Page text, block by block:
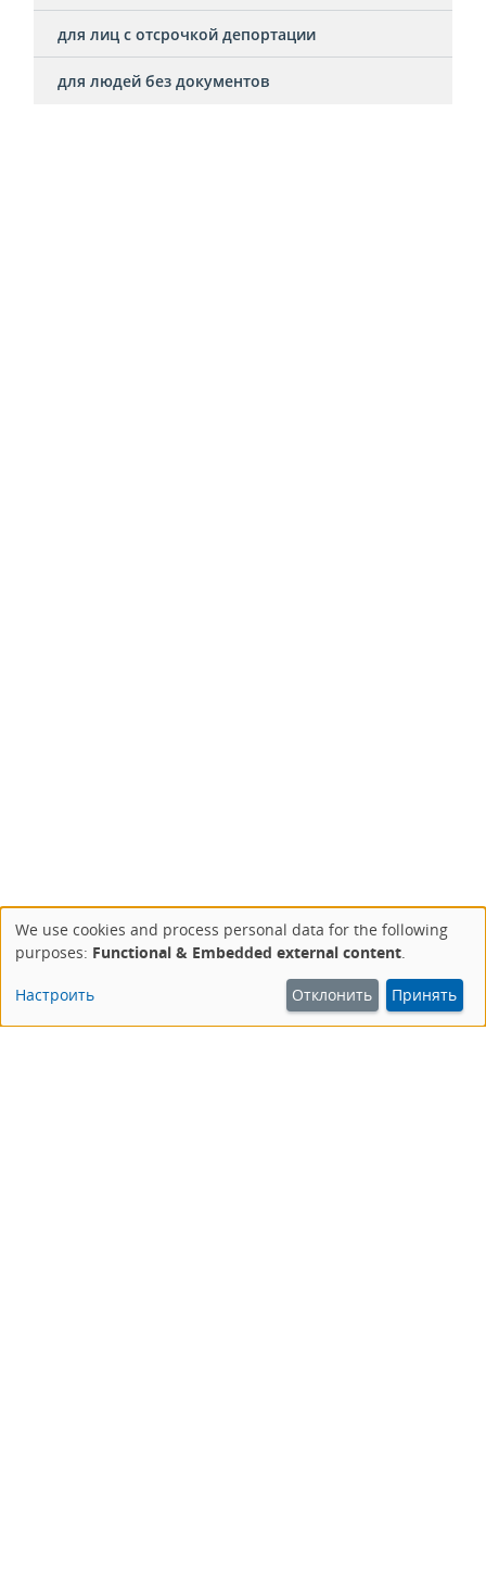
для лиц с отсрочкой депортации
для людей без документов
Use
of
personal
and
We use cookies and process personal data for the following
purposes: Functional & Embedded external content.
Настроить Отклонить Принять